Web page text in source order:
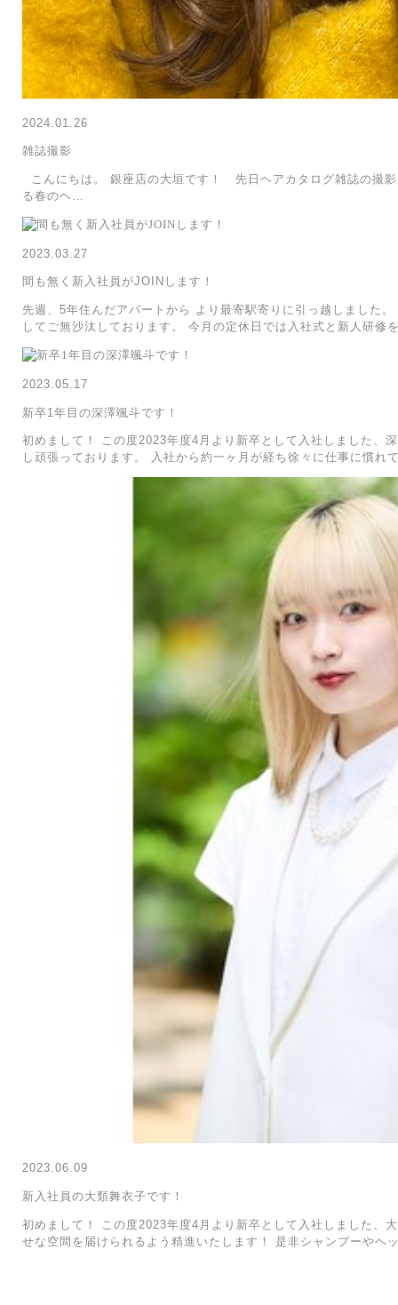
2024.01.26
雑誌撮影
こんにちは。 銀座店の大垣です！ 先日ヘアカタログ雑誌の撮
る春のヘ…
2023.03.27
間も無く新入社員がJOINします！
先週、5年住んだアパートから より最寄駅寄りに引っ越しました
してご無沙汰しております。 今月の定休日では入社式と新人研修
2023.05.17
新卒1年目の深澤颯斗です！
初めまして！ この度2023年度4月より新卒として入社しました、
し頑張っております。 入社から約一ヶ月が経ち徐々に仕事に慣れ
2023.06.09
新入社員の大類舞衣子です！
初めまして！ この度2023年度4月より新卒として入社しました、
せな空間を届けられるよう精進いたします！ 是非シャンプーやヘ